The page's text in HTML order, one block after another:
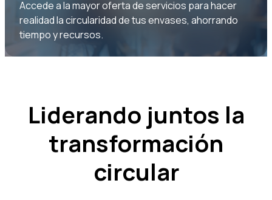
Sobre Ecoembes
Infórmate
Área privada
Accede a la mayor oferta de servicios para hacer
realidad la circularidad de tus envases, ahorrando
tiempo y recursos.
Liderando juntos la
transformación
circular